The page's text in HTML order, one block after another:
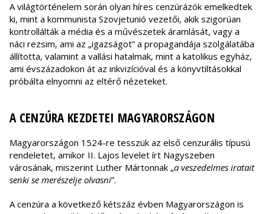
A világtörténelem során olyan híres cenzúrázók emelkedtek
ki, mint a kommunista Szovjetunió vezetői, akik szigorúan
kontrollálták a média és a művészetek áramlását, vagy a
náci rezsim, ami az „igazságot” a propagandája szolgálatába
állította, valamint a vallási hatalmak, mint a katolikus egyház,
ami évszázadokon át az inkvizícióval és a könyvtiltásokkal
próbálta elnyomni az eltérő nézeteket.
A CENZÚRA KEZDETEI MAGYARORSZÁGON
Magyarországon 1524-re tesszük az első cenzurális típusú
rendeletet, amikor II. Lajos levelet írt Nagyszeben
városának, miszerint Luther Mártonnak „a veszedelmes iratait
senki se merészelje olvasni”.
A cenzúra a következő kétszáz évben Magyarországon is